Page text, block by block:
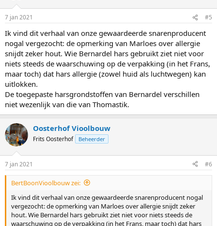
7 jan 2021 #5
Ik vind dit verhaal van onze gewaardeerde snarenproducent
nogal vergezocht: de opmerking van Marloes over allergie
snijdt zeker hout. Wie Bernardel hars gebruikt ziet niet voor
niets steeds de waarschuwing op de verpakking (in het Frans,
maar toch) dat hars allergie (zowel huid als luchtwegen) kan
uitlokken.
De toegepaste harsgrondstoffen van Bernardel verschillen
niet wezenlijk van die van Thomastik.
Oosterhof Vioolbouw
Frits Oosterhof Beheerder
7 jan 2021 #6
BertBoonVioolbouw zei:
Ik vind dit verhaal van onze gewaardeerde snarenproducent nogal
vergezocht: de opmerking van Marloes over allergie snijdt zeker
hout. Wie Bernardel hars gebruikt ziet niet voor niets steeds de
waarschuwing op de verpakking (in het Frans, maar toch) dat hars